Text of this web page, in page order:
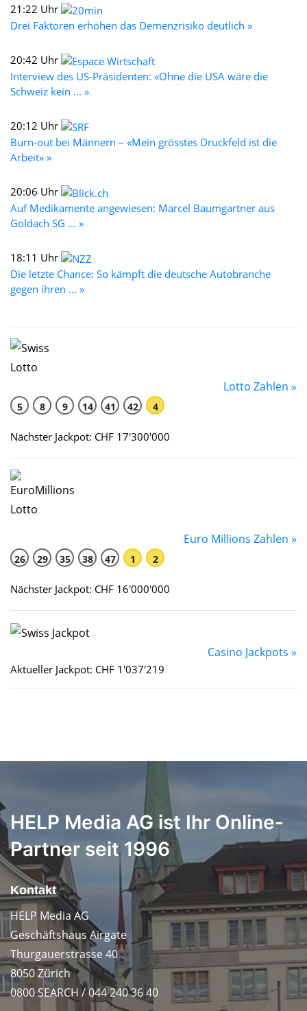
21:22 Uhr
Drei Faktoren erhöhen das Demenzrisiko deutlich »
20:42 Uhr
Interview des US-Präsidenten: «Ohne die USA wäre die
Schweiz kein ... »
20:12 Uhr
Burn-out bei Männern – «Mein grösstes Druckfeld ist die
Arbeit» »
20:06 Uhr
Auf Medikamente angewiesen: Marcel Baumgartner aus
Goldach SG ... »
18:11 Uhr
Die letzte Chance: So kämpft die deutsche Autobranche
gegen ihren ... »
Lotto Zahlen »
5 8 9 14 41 42 4
Nächster Jackpot: CHF 17'300'000
Euro Millions Zahlen »
26 29 35 38 47 1 2
Nächster Jackpot: CHF 16'000'000
Casino Jackpots »
Aktueller Jackpot: CHF 1'037'219
HELP Media AG ist Ihr Online-
Partner seit 1996
Kontakt
HELP Media AG
Geschäftshaus Airgate
Thurgauerstrasse 40
8050 Zürich
0800 SEARCH / 044 240 36 40